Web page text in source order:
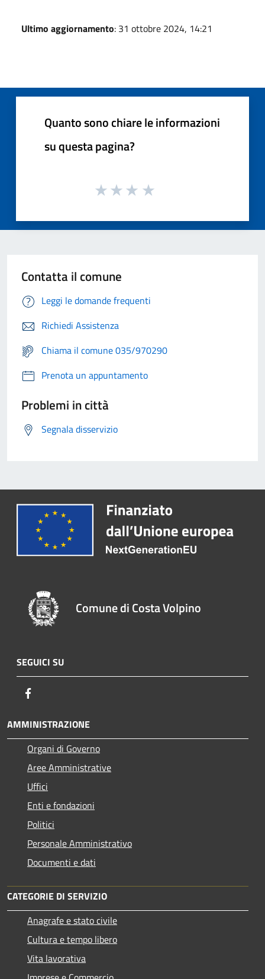
Ultimo aggiornamento: 31 ottobre 2024, 14:21
Quanto sono chiare le informazioni
su questa pagina?
Contatta il comune
Leggi le domande frequenti
Richiedi Assistenza
Chiama il comune 035/970290
Prenota un appuntamento
Problemi in città
Segnala disservizio
Comune di Costa Volpino
SEGUICI SU
AMMINISTRAZIONE
Organi di Governo
Aree Amministrative
Uffici
Enti e fondazioni
Politici
Personale Amministrativo
Documenti e dati
CATEGORIE DI SERVIZIO
Anagrafe e stato civile
Cultura e tempo libero
Vita lavorativa